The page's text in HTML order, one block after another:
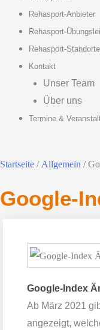
Rehasport-Anbieter
Rehasport-
Rehasport-Standorte
Kontakt
Unser Team
Über uns
Termine &
Startseite / Allgemein /
Google-
Google-Index
Ab März 2021
angezeigt,